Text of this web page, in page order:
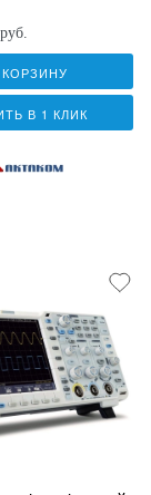
руб.
КОРЗИНУ
В 1 КЛИК